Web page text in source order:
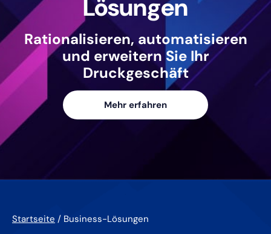
Lösungen
Rationalisieren, automatisieren
und erweitern Sie Ihr
Druckgeschäft
Mehr erfahren
Startseite / Business-Lösungen